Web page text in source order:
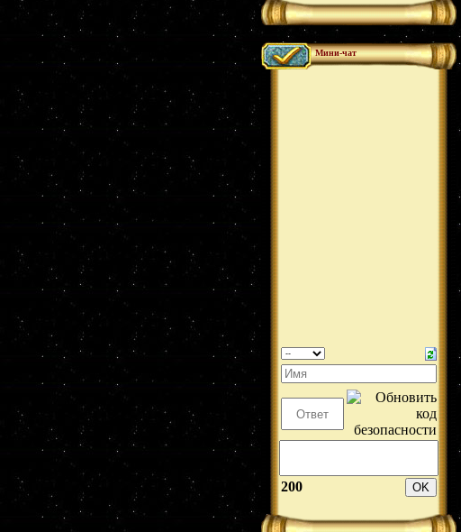
Мини-чат
200